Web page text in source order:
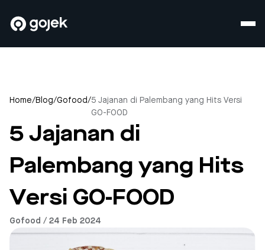
Home/Blog/Gofood/5 Jajanan di Palembang yang Hits Versi
GO-FOOD
5 Jajanan di
Palembang yang Hits
Versi GO-FOOD
Gofood / 24 Feb 2024